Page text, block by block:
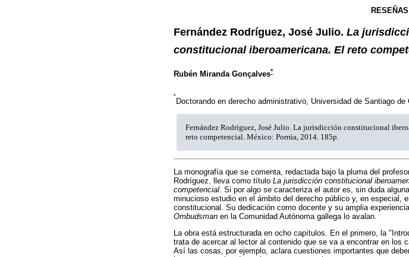
Fernández Rodríguez, José Julio. La
constitucional iberoamericana. El reto
Rubén Miranda Gonçalves*
*
Doctorando en derecho administrativo, Universidad de Santiago de
Fernández Rodríguez, José Julio. La jurisdicción constitucional
reto competencial. México: Porrúa, 2014. 185p.
La monografía que se comenta, redactada bajo la pluma del
Rodríguez, lleva como título La jurisdicción constitucional
competencial . Si por algo se caracteriza el autor es, sin duda
minucioso estudio en el ámbito del derecho público y, en especial,
constitucional. Su dedicación como docente y su amplia
Ombudsman en la Comunidad Autónoma gallega lo avalan.
La obra está estructurada en ocho capítulos. En el primero, la
trata de acercar al lector al contenido que se va a encontrar en los
Así las cosas, por ejemplo, aclara cuestiones importantes que